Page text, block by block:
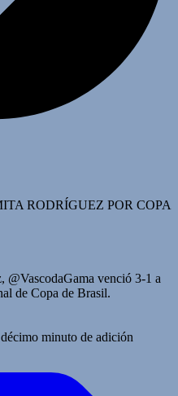
RODRÍGUEZ POR COPA
@VascodaGama venció 3-1 a
de Copa de Brasil.
minuto de adición